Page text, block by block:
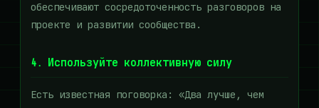
обеспечивают сосредоточенность разговоров на
проекте и развитии сообщества.
4. Используйте коллективную силу
Есть известная поговорка: «Два лучше, чем